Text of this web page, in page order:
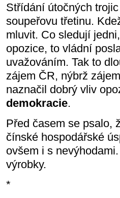
Střídání útočných
soupeřovu třetinu.
mluvit. Co sledují
opozice, to vládní
uvažováním. Tak to
zájem ČR, nýbrž
naznačil dobrý vliv
demokracie.
Před časem se psalo,
čínské hospodářské
ovšem i s
výrobky.
*